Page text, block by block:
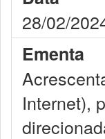
28/02/
Ementa
Internet),